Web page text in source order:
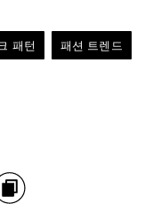
패턴 패션 트렌드